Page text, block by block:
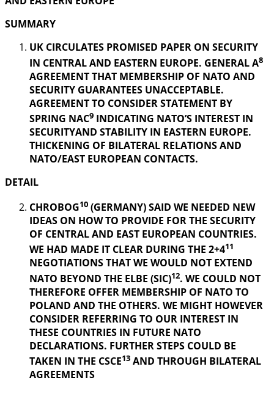
SUMMARY
UK CIRCULATES PROMISED PAPER ON SECURITY
IN CENTRAL AND EASTERN EUROPE. GENERAL A8
AGREEMENT THAT MEMBERSHIP OF NATO AND
SECURITY GUARANTEES UNACCEPTABLE.
AGREEMENT TO CONSIDER STATEMENT BY
SPRING NAC9 INDICATING NATO’S INTEREST IN
SECURITYAND STABILITY IN EASTERN EUROPE.
THICKENING OF BILATERAL RELATIONS AND
NATO/EAST EUROPEAN CONTACTS.
DETAIL
CHROBOG10 (GERMANY) SAID WE NEEDED NEW
IDEAS ON HOW TO PROVIDE FOR THE SECURITY
OF CENTRAL AND EAST EUROPEAN COUNTRIES.
WE HAD MADE IT CLEAR DURING THE 2+411
NEGOTIATIONS THAT WE WOULD NOT EXTEND
NATO BEYOND THE ELBE (SIC)12. WE COULD NOT
THEREFORE OFFER MEMBERSHIP OF NATO TO
POLAND AND THE OTHERS. WE MIGHT HOWEVER
CONSIDER REFERRING TO OUR INTEREST IN
THESE COUNTRIES IN FUTURE NATO
DECLARATIONS. FURTHER STEPS COULD BE
TAKEN IN THE CSCE13 AND THROUGH BILATERAL
AGREEMENTS